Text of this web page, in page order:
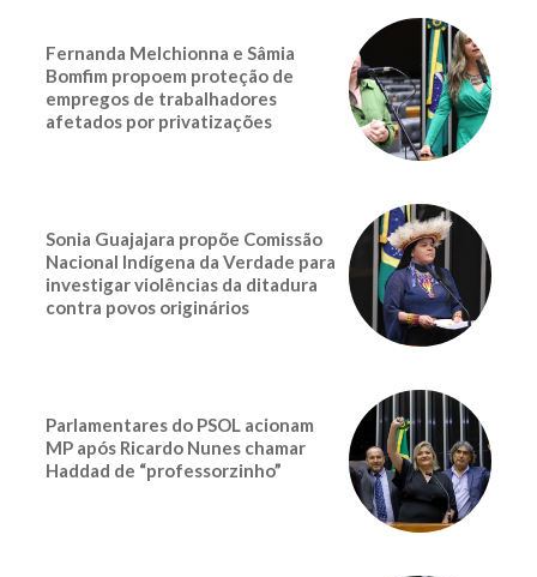
Fernanda Melchionna e Sâmia
Bomfim propoem proteção de
empregos de trabalhadores
afetados por privatizações
Sonia Guajajara propõe Comissão
Nacional Indígena da Verdade para
investigar violências da ditadura
contra povos originários
Parlamentares do PSOL acionam
MP após Ricardo Nunes chamar
Haddad de “professorzinho”